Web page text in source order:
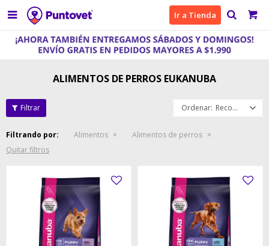
 Ir a Tienda
ALIMENTOS DE PERROS EUKANUBA
Recomendados
Filtrando por: Alimentos
Alimentos de perros
Quitar filtros